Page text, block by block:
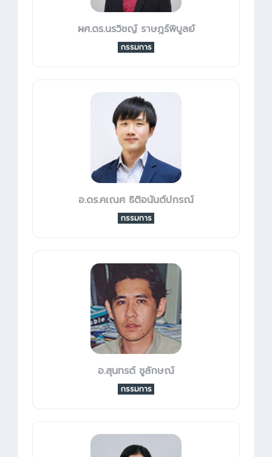
ผศ.ดร.นรวิชญ์ ราษฎร์พิบูลย์
กรรมการ
อ.ดร.คเณศ ธิติอนันต์ปกรณ์
กรรมการ
อ.สุนทรต์ ชูลักษณ์
กรรมการ